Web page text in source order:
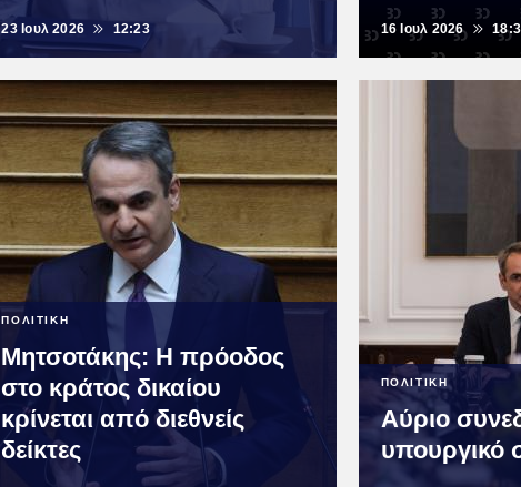
23 Ιουλ 2026 12:23 16 Ιουλ 2026
ΠΟΛΙΤΙΚΗ
Μητσοτάκης: Η πρόοδος
στο κράτος δικαίου
κρίνεται από διεθνείς
δείκτες
ΠΟΛΙΤΙΚΗ
Αύριο
υπουργικό